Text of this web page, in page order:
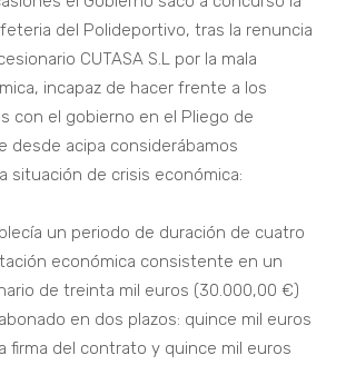
del Polideportivo, tras la renuncia
CUTASA S.L por la mala
incapaz de hacer frente a los
con el gobierno en el Pliego de
desde acipa considerábamos
situación de crisis económica:
un periodo de duración de cuatro
económica consistente en un
de treinta mil euros (30.000,00 €)
en dos plazos: quince mil euros
firma del contrato y quince mil euros